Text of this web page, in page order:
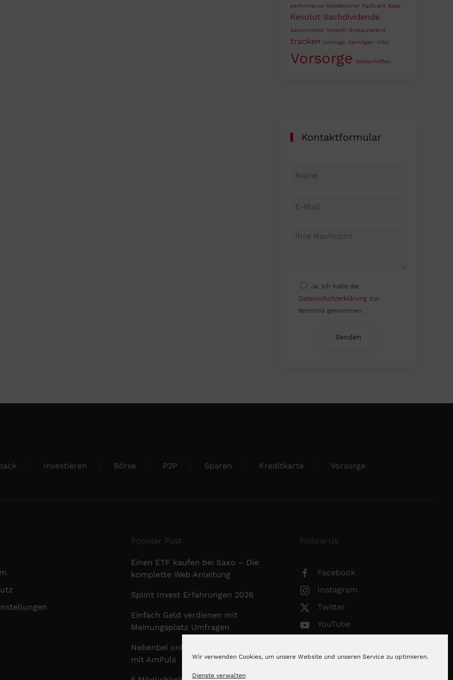
Wir verwenden Cookies, um unsere Website und unseren Service zu optimieren.
Dienste verwalten
performance Rabattcorner Radicant Relai
Revolut Sachdividende
SaxoInvestor Swatch thesaurierend
tracken Umfrage Vermögen VIAC
Vorsorge Wertschriften
Kontaktformular
Ja, ich habe die
Datenschutzerklärung zur
Kenntnis genommen.
Investieren Börse P2P Sparen Kreditkarte
Vorsorge
Popular Post
Einen ETF kaufen bei Saxo – Die
komplette Web Anleitung
Splint Invest Erfahrungen 2026
Einfach Geld verdienen mit
Meinungsplatz Umfragen
Nebenbei online Geld verdienen
mit AmPuls
Follow Us
Facebook
Instagram
Twitter
YouTube